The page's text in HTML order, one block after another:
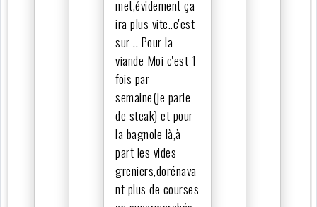
met,évidement ça
ira plus vite..c'est
sur .. Pour la
viande Moi c'est 1
fois par
semaine(je parle
de steak) et pour
la bagnole là,à
part les vides
greniers,dorénava
nt plus de courses